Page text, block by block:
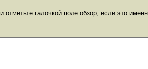
галочкой поле обзор, если это